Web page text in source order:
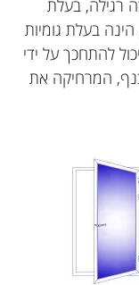
רגילה, בעלת
בעלת גומיות
להתחכך על ידי
המרחיקה את